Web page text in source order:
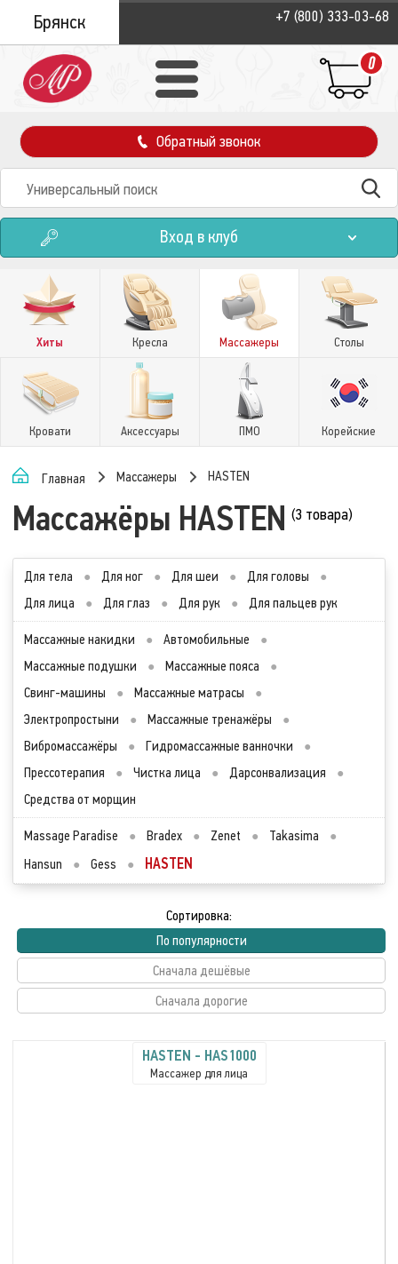
Брянск +7 (800) 333-03-68
0
Обратный звонок
Вход в клуб
Хиты Кресла Массажеры Столы
Кровати Аксессуары ПМО Корейские
Главная Массажеры HASTEN
Массажёры HASTEN (3 товара)
Для тела ● Для ног ● Для шеи ● Для головы
●
Для лица
● Для глаз ● Для рук ● Для пальцев рук
Массажные накидки ● Автомобильные
●
Массажные подушки
● Массажные пояса
●
Свинг-машины
● Массажные матрасы
●
Электропростыни
● Массажные тренажёры
●
Вибромассажёры
● Гидромассажные ванночки
●
Прессотерапия
● Чистка лица ● Дарсонвализация
●
Средства от морщин
Massage Paradise ● Bradex ● Zenet ● Takasima
●
Hansun
● Gess ● HASTEN
Сортировка:
По популярности
Сначала дешёвые
Сначала дорогие
HASTEN - HAS1000
Массажер для лица